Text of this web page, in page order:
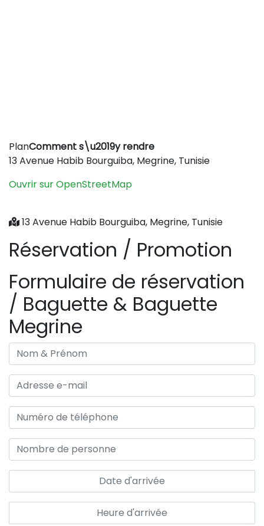
+
PlanComment s\u2019y rendre
13 Avenue Habib Bourguiba, Megrine, Tunisie
Ouvrir sur OpenStreetMap
13 Avenue Habib Bourguiba, Megrine, Tunisie
Réservation / Promotion
Formulaire de réservation
/ Baguette & Baguette
Megrine